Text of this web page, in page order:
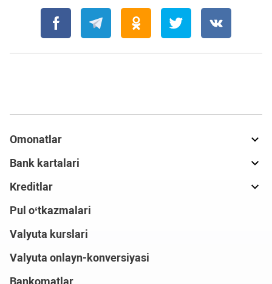
Omonatlar
Bank kartalari
Kreditlar
Pul o‘tkazmalari
Valyuta kurslari
Valyuta onlayn-konversiyasi
Bankomatlar